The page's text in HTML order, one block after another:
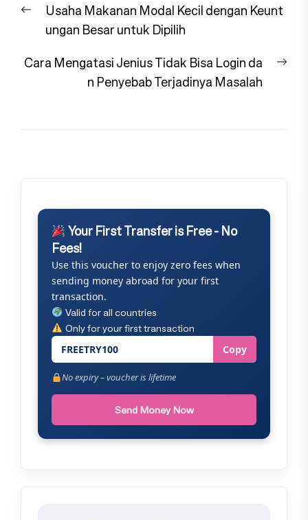
pos
Previous
post:
Usaha Makanan Modal Kecil dengan Keunt
ungan Besar untuk Dipilih
Cara Mengatasi Jenius Tidak Bisa Login da
n Penyebab Terjadinya Masalah
Your First Transfer is Free - No
Fees!
Use this voucher to enjoy zero fees when
sending money abroad for your first
transaction.
Valid for all countries
Only for your first transaction
FREETRY100 Copy
No expiry – voucher is lifetime
Send Money Now